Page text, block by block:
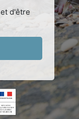
et d'être